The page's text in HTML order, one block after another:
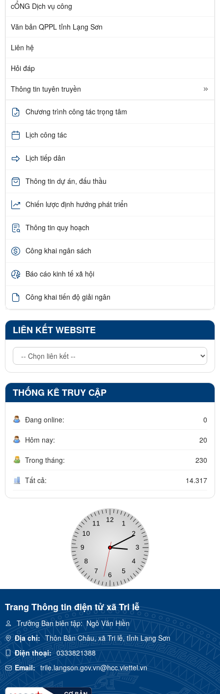
cỔNG Dịch vụ công
Văn bản QPPL tỉnh Lạng Sơn
Liên hệ
Hỏi đáp
Thông tin tuyên truyền
Chương trình công tác trọng tâm
Lịch công tác
Lịch tiếp dân
Thông tin dự án, đấu thầu
Chiến lược định hướng phát triển
Thông tin quy hoạch
Công khai ngân sách
Báo cáo kinh tế xã hội
Công khai tiến độ giải ngân
LIÊN KẾT WEBSITE
THỐNG KÊ TRUY CẬP
Đang online: 0
Hôm nay: 20
Trong tháng: 230
Tất cả: 14.317
Trang Thông tin điện tử xã Tri lễ
Trưởng Ban biên tập:Ngô Văn Hiền
Địa chỉ: Thôn Bản Châu, xã Tri lễ, tỉnh Lạng Sơn
Điện thoại: 0333821388
Email: trile.langson.gov.vn@hcc.viettel.vn